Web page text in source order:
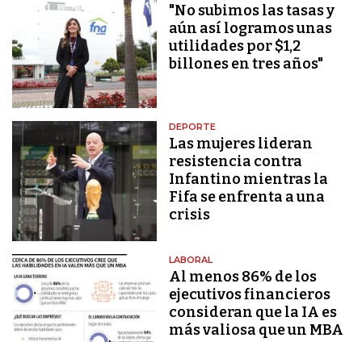
"No subimos las tasas y
aún así logramos unas
utilidades por $1,2
billones en tres años"
DEPORTE
Las mujeres lideran
resistencia contra
Infantino mientras la
Fifa se enfrenta a una
crisis
LABORAL
Al menos 86% de los
ejecutivos financieros
consideran que la IA es
más valiosa que un MBA